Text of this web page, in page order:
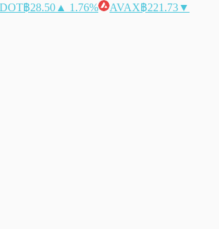
DOT฿28.50 ▲ 1.76% AVAX฿221.73▼